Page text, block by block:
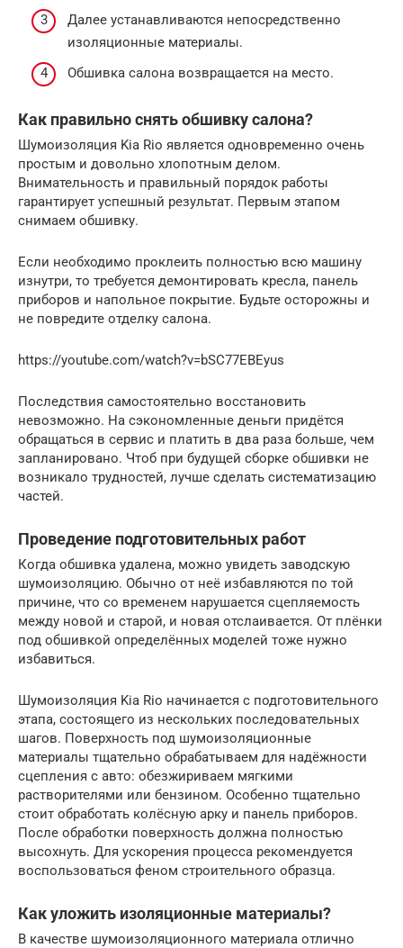
Далее устанавливаются непосредственно
изоляционные материалы.
Обшивка салона возвращается на место.
Как правильно снять обшивку салона?
Шумоизоляция Kia Rio является одновременно очень
простым и довольно хлопотным делом.
Внимательность и правильный порядок работы
гарантирует успешный результат. Первым этапом
снимаем обшивку.
Если необходимо проклеить полностью всю машину
изнутри, то требуется демонтировать кресла, панель
приборов и напольное покрытие. Будьте осторожны и
не повредите отделку салона.
https://youtube.com/watch?v=bSC77EBEyus
Последствия самостоятельно восстановить
невозможно. На сэкономленные деньги придётся
обращаться в сервис и платить в два раза больше, чем
запланировано. Чтоб при будущей сборке обшивки не
возникало трудностей, лучше сделать систематизацию
частей.
Проведение подготовительных работ
Когда обшивка удалена, можно увидеть заводскую
шумоизоляцию. Обычно от неё избавляются по той
причине, что со временем нарушается сцепляемость
между новой и старой, и новая отслаивается. От плёнки
под обшивкой определённых моделей тоже нужно
избавиться.
Шумоизоляция Kia Rio начинается с подготовительного
этапа, состоящего из нескольких последовательных
шагов. Поверхность под шумоизоляционные
материалы тщательно обрабатываем для надёжности
сцепления с авто: обезжириваем мягкими
растворителями или бензином. Особенно тщательно
стоит обработать колёсную арку и панель приборов.
После обработки поверхность должна полностью
высохнуть. Для ускорения процесса рекомендуется
воспользоваться феном строительного образца.
Как уложить изоляционные материалы?
В качестве шумоизоляционного материала отлично